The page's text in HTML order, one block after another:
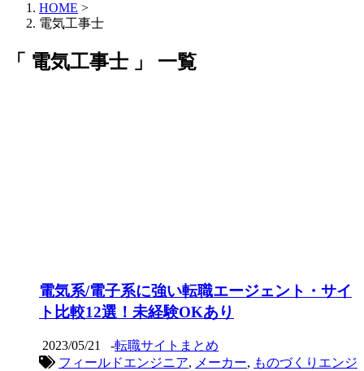
HOME >
電気工事士
「 電気工事士 」 一覧
電気系/電子系に強い転職エージェント・サイ
ト比較12選！未経験OKあり
2023/05/21 -転職サイトまとめ
フィールドエンジニア, メーカー, ものづくりエンジ